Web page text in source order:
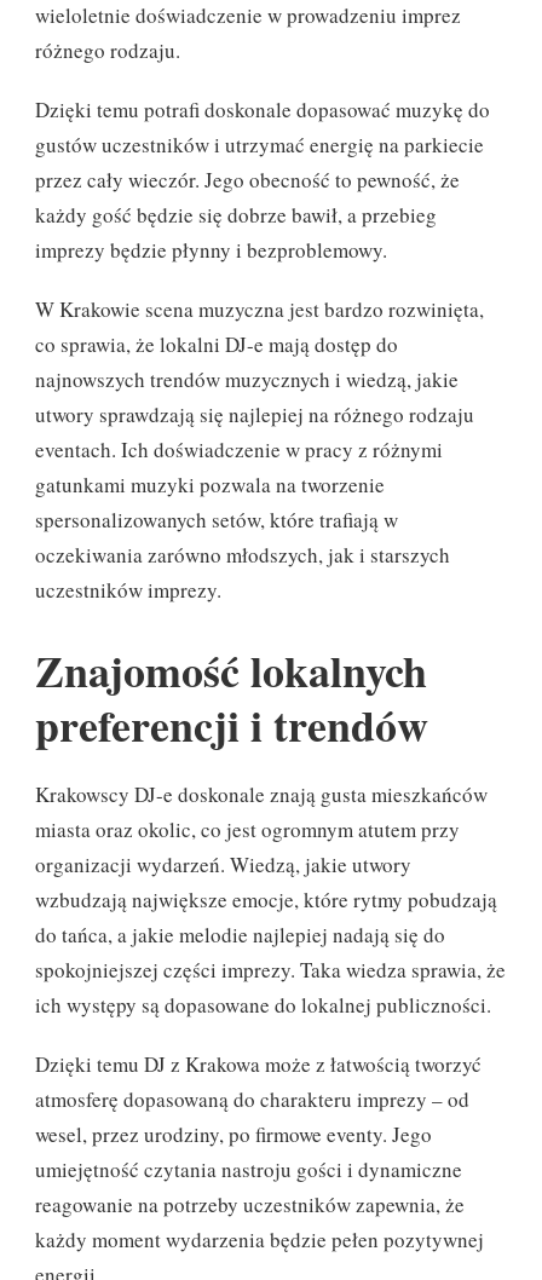
wieloletnie doświadczenie w prowadzeniu imprez
różnego rodzaju.
Dzięki temu potrafi doskonale dopasować muzykę do
gustów uczestników i utrzymać energię na parkiecie
przez cały wieczór. Jego obecność to pewność, że
każdy gość będzie się dobrze bawił, a przebieg
imprezy będzie płynny i bezproblemowy.
W Krakowie scena muzyczna jest bardzo rozwinięta,
co sprawia, że lokalni DJ-e mają dostęp do
najnowszych trendów muzycznych i wiedzą, jakie
utwory sprawdzają się najlepiej na różnego rodzaju
eventach. Ich doświadczenie w pracy z różnymi
gatunkami muzyki pozwala na tworzenie
spersonalizowanych setów, które trafiają w
oczekiwania zarówno młodszych, jak i starszych
uczestników imprezy.
Znajomość lokalnych
preferencji i trendów
Krakowscy DJ-e doskonale znają gusta mieszkańców
miasta oraz okolic, co jest ogromnym atutem przy
organizacji wydarzeń. Wiedzą, jakie utwory
wzbudzają największe emocje, które rytmy pobudzają
do tańca, a jakie melodie najlepiej nadają się do
spokojniejszej części imprezy. Taka wiedza sprawia, że
ich występy są dopasowane do lokalnej publiczności.
Dzięki temu DJ z Krakowa może z łatwością tworzyć
atmosferę dopasowaną do charakteru imprezy – od
wesel, przez urodziny, po firmowe eventy. Jego
umiejętność czytania nastroju gości i dynamiczne
reagowanie na potrzeby uczestników zapewnia, że
każdy moment wydarzenia będzie pełen pozytywnej